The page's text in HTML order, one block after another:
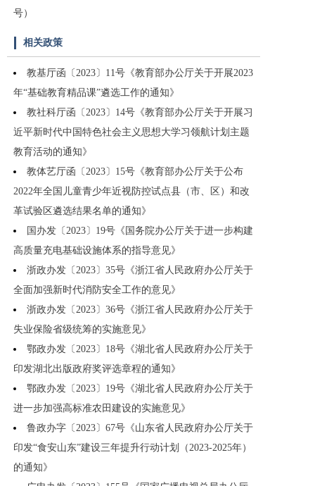
号）
相关政策
教基厅函〔2023〕11号《教育部办公厅关于开展2023
年“基础教育精品课”遴选工作的通知》
教社科厅函〔2023〕14号《教育部办公厅关于开展习
近平新时代中国特色社会主义思想大学习领航计划主题
教育活动的通知》
教体艺厅函〔2023〕15号《教育部办公厅关于公布
2022年全国儿童青少年近视防控试点县（市、区）和改
革试验区遴选结果名单的通知》
国办发〔2023〕19号《国务院办公厅关于进一步构建
高质量充电基础设施体系的指导意见》
浙政办发〔2023〕35号《浙江省人民政府办公厅关于
全面加强新时代消防安全工作的意见》
浙政办发〔2023〕36号《浙江省人民政府办公厅关于
失业保险省级统筹的实施意见》
鄂政办发〔2023〕18号《湖北省人民政府办公厅关于
印发湖北出版政府奖评选章程的通知》
鄂政办发〔2023〕19号《湖北省人民政府办公厅关于
进一步加强高标准农田建设的实施意见》
鲁政办字〔2023〕67号《山东省人民政府办公厅关于
印发“食安山东”建设三年提升行动计划（2023-2025年）
的通知》